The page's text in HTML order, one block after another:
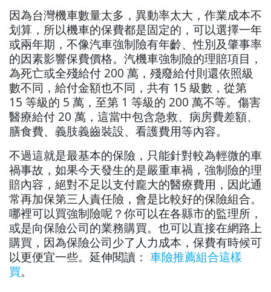
因為台灣機車數量太多，異動率太大，作業成本不
划算，所以機車的保費都是固定的，可以選擇一年
或兩年期，不像汽車強制險有年齡、性別及肇事率
的因素影響保費價格。汽機車強制險的理賠項目，
為死亡或全殘給付 200 萬，殘廢給付則還依照級
數不同，給付金額也不同，共有 15 級數，從第
15 等級的 5 萬，至第 1 等級的 200 萬不等。傷害
醫療給付 20 萬，這當中包含急救、病房費差額、
膳食費、義肢義齒裝設、看護費用等內容。
不過這就是最基本的保險，只能針對較為輕微的車
禍事故，如果今天發生的是嚴重車禍，強制險的理
賠內容，絕對不足以支付龐大的醫療費用，因此通
常再加保第三人責任險，會是比較好的保險組合。
哪裡可以買強制險呢？你可以在各縣市的監理所，
或是向保險公司的業務購買。也可以直接在網路上
購買，因為保險公司少了人力成本，保費有時候可
以更便宜一些。延伸閱讀： 車險推薦組合這樣
買。